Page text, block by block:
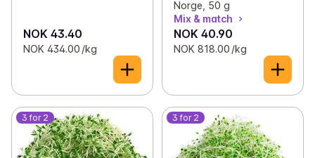
NOK 43.40
NOK 434.00 /kg
Norge, 50 g
Mix & match
NOK 40.90
NOK 818.00 /kg
3 for 2 3 for 2